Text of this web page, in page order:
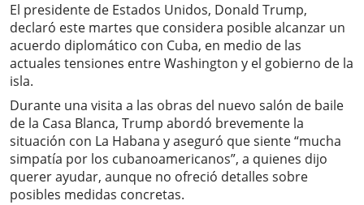
El presidente de Estados Unidos, Donald Trump,
declaró este martes que considera posible alcanzar un
acuerdo diplomático con Cuba, en medio de las
actuales tensiones entre Washington y el gobierno de la
isla.
Durante una visita a las obras del nuevo salón de baile
de la Casa Blanca, Trump abordó brevemente la
situación con La Habana y aseguró que siente “mucha
simpatía por los cubanoamericanos”, a quienes dijo
querer ayudar, aunque no ofreció detalles sobre
posibles medidas concretas.